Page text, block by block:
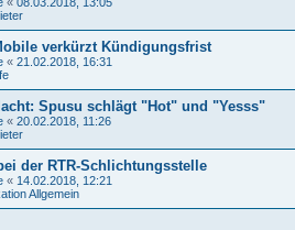
verkürzt Kündigungsfrist
« 21.02.2018, 16:31
Spusu schlägt "Hot" und "Yesss"
« 20.02.2018, 11:26
der RTR-Schlichtungsstelle
« 14.02.2018, 12:21
Allgemein